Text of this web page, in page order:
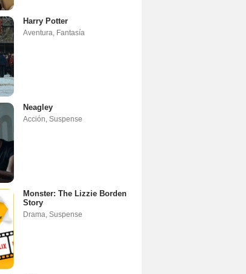
Harry Potter
Aventura Fantasía
Neagley
Acción Suspense
Monster: The Lizzie Borden
Story
Drama Suspense